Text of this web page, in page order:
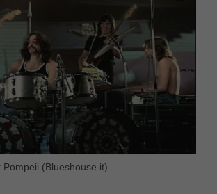
Pompeii (Blueshouse.it)